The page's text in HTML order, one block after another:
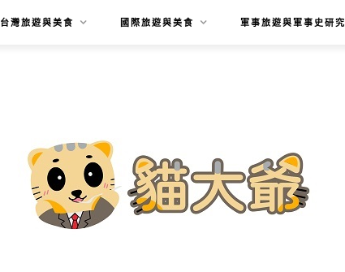
台灣旅遊與美食 國際旅遊與美食 軍事旅遊與軍事史研究